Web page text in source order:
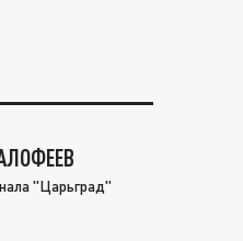
"Царьград"